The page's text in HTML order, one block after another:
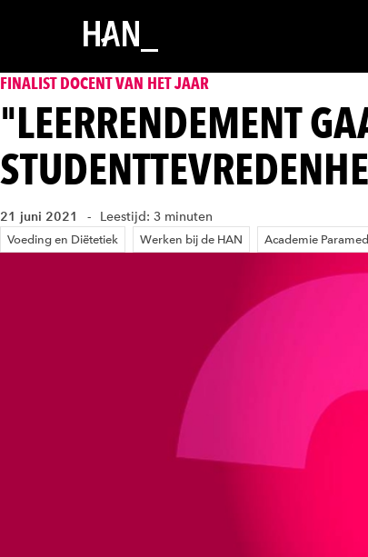
FINALIST DOCENT VAN HET JAAR
"LEERRENDEMENT
21 juni 2021 Leestijd: 3 minuten
Voeding en Diëtetiek Werken bij de HAN Academie